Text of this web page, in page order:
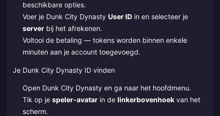
beschikbare opties.
Voer je Dunk City Dynasty User IDin en selecteer je
serverbij het afrekenen.
Voltooi de betaling — tokens worden binnen enkele
minuten aan je account toegevoegd.
Je Dunk City Dynasty ID vinden
Open Dunk City Dynasty en ga naar het hoofdmenu.
Tik op je speler-avatarin de linkerbovenhoekvan het
scherm.